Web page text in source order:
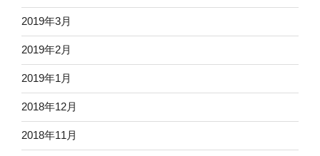
2019年3月
2019年2月
2019年1月
2018年12月
2018年11月